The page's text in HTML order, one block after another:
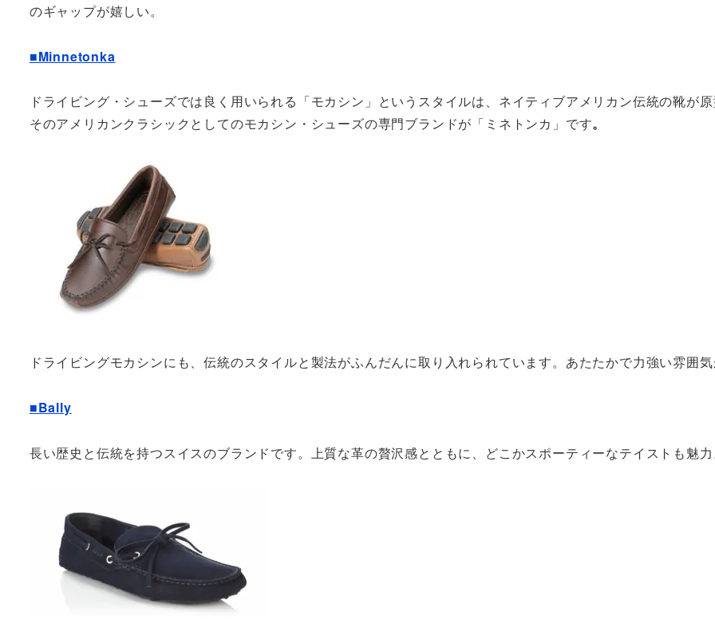
のギャップが嬉しい。
■Minnetonka
ドライビング・シューズでは良く用いられる「モカシン」というスタイルは、ネイティブアメリカン伝統の靴が
そのアメリカンクラシックとしてのモカシン・シューズの専門ブランドが「ミネトンカ」です。
ドライビングモカシンにも、伝統のスタイルと製法がふんだんに取り入れられています。あたたかで力強い雰囲
■Bally
長い歴史と伝統を持つスイスのブランドです。上質な革の贅沢感とともに、どこかスポーティーなテイストも魅